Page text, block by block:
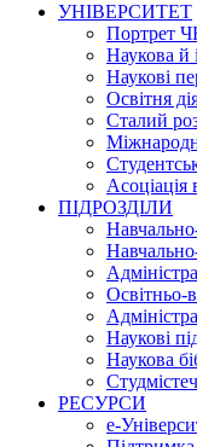
УНІВЕРСИТЕТ
Портрет
Наукова й
Наукові
Освітня
Сталий
Асоціація
ПІДРОЗДІЛИ
Освітньо-
Наукові
Наукова
РЕСУРСИ
е-